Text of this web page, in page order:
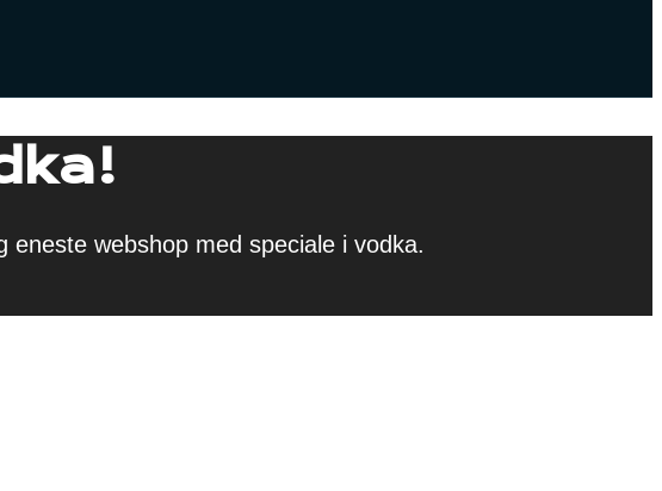
webshop med speciale i vodka.